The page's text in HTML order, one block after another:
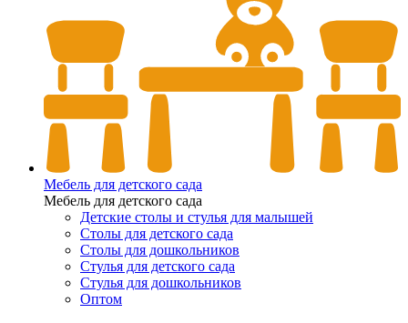
Мебель для детского сада
Мебель для детского сада
Детские столы и стулья для малышей
Столы для детского сада
Столы для дошкольников
Стулья для детского сада
Стулья для дошкольников
Оптом